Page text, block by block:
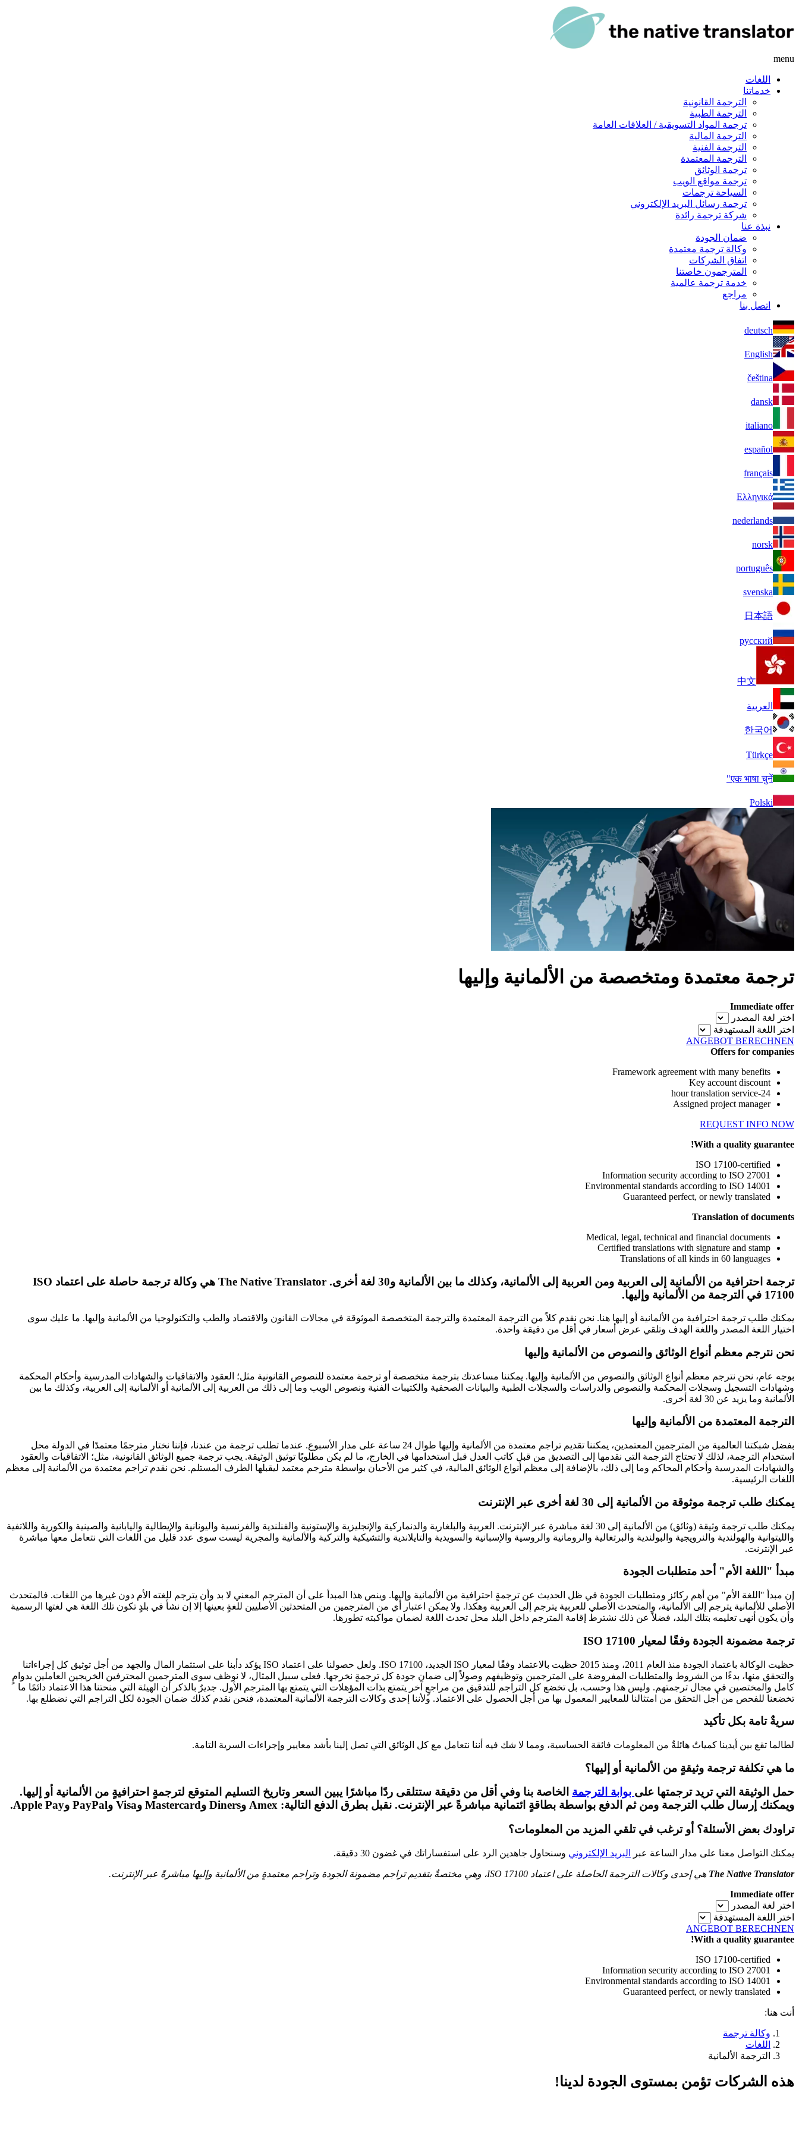
menu
اللغات
خدماتنا
الترجمة القانونية
الترجمة الطبية
ترجمة المواد التسويقية / العلاقات العامة
الترجمة المالية
الترجمة الفنية
الترجمة المعتمدة
ترجمة الوثائق
ترجمة مواقع الويب
السياحة ترجمات
ترجمة رسائل البريد الإلكتروني
شركة ترجمة رائدة
نبذة عنا
ضمان الجودة
وكالة ترجمة معتمدة
اتفاق الشركات
المترجمون خاصتنا
خدمة ترجمة عالمية
مراجع
اتصل بنا
deutsch
English
čeština
dansk
italiano
español
français
Ελληνικά
nederlands
norsk
português
svenska
日本語
русский
中文
العربية
한국어
Türkçe
एक भाषा चुनें"
Polski
ترجمة معتمدة ومتخصصة من الألمانية وإليها
Immediate offer
اختر لغة المصدر
اختر اللغة المستهدفة
ANGEBOT BERECHNEN
Offers for companies
Framework agreement with many benefits
Key account discount
24-hour translation service
Assigned project manager
REQUEST INFO NOW
With a quality guarantee!
ISO 17100-certified
Information security according to ISO 27001
Environmental standards according to ISO 14001
Guaranteed perfect, or newly translated
Translation of documents
Medical, legal, technical and financial documents
Certified translations with signature and stamp
Translations of all kinds in 60 languages
ترجمة احترافية من الألمانية إلى العربية ومن العربية إلى الألمانية، وكذلك ما بين الألمانية و30 لغة أخرى. The Native Translator هي وكالة ترجمة حاصلة على اعتماد ISO
17100 في الترجمة من الألمانية وإليها.
يمكنك طلب ترجمة احترافية من الألمانية أو إليها هنا. نحن نقدم كلاً من الترجمة المعتمدة والترجمة المتخصصة الموثوقة في مجالات القانون والاقتصاد والطب والتكنولوجيا من الألمانية وإليها. ما عليك سوى
اختيار اللغة المصدر واللغة الهدف وتلقي عرض أسعار في أقل من دقيقة واحدة.
نحن نترجم معظم أنواع الوثائق والنصوص من الألمانية وإليها
بوجه عام، نحن نترجم معظم أنواع الوثائق والنصوص من الألمانية وإليها. يمكننا مساعدتك بترجمة متخصصة أو ترجمة معتمدة للنصوص القانونية مثل؛ العقود والاتفاقيات والشهادات المدرسية وأحكام المحكمة
وشهادات التسجيل وسجلات المحكمة والنصوص والدراسات والسجلات الطبية والبيانات الصحفية والكتيبات الفنية ونصوص الويب وما إلى ذلك من العربية إلى الألمانية أو الألمانية إلى العربية، وكذلك ما بين
الألمانية وما يزيد عن 30 لغة أخرى.
الترجمة المعتمدة من الألمانية وإليها
بفضل شبكتنا العالمية من المترجمين المعتمدين، يمكننا تقديم تراجم معتمدة من الألمانية وإليها طوال 24 ساعة على مدار الأسبوع. عندما تطلب ترجمة من عندنا، فإننا نختار مترجمًا معتمدًا في الدولة محل
استخدام الترجمة، لذلك لا تحتاج الترجمة التي نقدمها إلى التصديق من قبل كاتب العدل قبل استخدامها في الخارج، ما لم يكن مطلوبًا توثيق الوثيقة. يجب ترجمة جميع الوثائق القانونية، مثل؛ الاتفاقيات والعقود
والشهادات المدرسية وأحكام المحاكم وما إلى ذلك، بالإضافة إلى معظم أنواع الوثائق المالية، في كثير من الأحيان بواسطة مترجم معتمد ليقبلها الطرف المستلم. نحن نقدم تراجم معتمدة من الألمانية إلى معظم
اللغات الرئيسية.
يمكنك طلب ترجمة موثوقة من الألمانية إلى 30 لغة أخرى عبر الإنترنت
يمكنك طلب ترجمة وثيقة (وثائق) من الألمانية إلى 30 لغة مباشرة عبر الإنترنت. العربية والبلغارية والدنماركية والإنجليزية والإستونية والفنلندية والفرنسية واليونانية والإيطالية واليابانية والصينية والكورية واللاتفية
والليتوانية والهولندية والنرويجية والبولندية والبرتغالية والرومانية والروسية والإسبانية والسويدية والتايلاندية والتشيكية والتركية والألمانية والمجرية ليست سوى عدد قليل من اللغات التي نتعامل معها مباشرة
عبر الإنترنت.
مبدأ "اللغة الأم" أحد متطلبات الجودة
إن مبدأ "اللغة الأم" من أهم ركائز ومتطلبات الجودة في ظل الحديث عن ترجمةٍ احترافية من الألمانية وإليها. وينص هذا المبدأ على أن المترجم المعني لا بد وأن يترجم للغته الأم دون غيرها من اللغات. فالمتحدث
الأصلي للألمانية يترجم إلى الألمانية، والمتحدث الأصلي للعربية يترجم إلى العربية وهكذا. ولا يمكن اعتبار أي من المترجمين من المتحدثين الأصليين للغةٍ بعينها إلا إن نشأ في بلدٍ تكون تلك اللغة هي لغتها الرسمية
وأن يكون أنهى تعليمه بتلك البلد، فضلاً عن ذلك نشترط إقامة المترجم داخل البلد محل تحدث اللغة لضمان مواكبته تطورها.
ترجمة مضمونة الجودة وفقًا لمعيار ISO 17100
حظيت الوكالة باعتماد الجودة منذ العام 2011، ومنذ 2015 حظيت بالاعتماد وفقًا لمعيار ISO الجديد، ISO 17100. ولعل حصولنا على اعتماد ISO يؤكد دأبنا على استثمار المال والجهد من أجل توثيق كل إجراءاتنا
والتحقق منها، بدءًا من الشروط والمتطلبات المفروضة على المترجمين وتوظيفهم وصولاً إلى ضمان جودة كل ترجمةٍ نخرجها. فعلى سبيل المثال، لا نوظف سوى المترجمين المحترفين الخريجين العاملين بدوامٍ
كامل والمختصين في مجال ترجمتهم. وليس هذا وحسب، بل تخضع كل التراجم للتدقيق من مراجعٍ آخر يتمتع بذات المؤهلات التي يتمتع بها المترجم الأول. جديرٌ بالذكر أن الهيئة التي منحتنا هذا الاعتماد دائمًا ما
تخضعنا للفحص من أجل التحقق من امتثالنا للمعايير المعمول بها من أجل الحصول على الاعتماد. ولأننا إحدى وكالات الترجمة الألمانية المعتمدة، فنحن نقدم كذلك ضمان الجودة لكل التراجم التي نضطلع بها.
سريةٌ تامة بكل تأكيد
لطالما تقع بين أيدينا كمياتٌ هائلةٌ من المعلومات فائقة الحساسية، ومما لا شك فيه أننا نتعامل مع كل الوثائق التي تصل إلينا بأشد معايير وإجراءات السرية التامة.
ما هي تكلفة ترجمة وثيقةٍ من الألمانية أو إليها؟
حمل الوثيقة التي تريد ترجمتها على بوابة الترجمة الخاصة بنا وفي أقل من دقيقة ستتلقى ردًا مباشرًا يبين السعر وتاريخ التسليم المتوقع لترجمةٍ احترافيةٍ من الألمانية أو إليها.
ويمكنك إرسال طلب الترجمة ومن ثم الدفع بواسطة بطاقةٍ ائتمانية مباشرةً عبر الإنترنت. نقبل بطرق الدفع التالية: Amex وDiners وMastercard وVisa وPayPal وApple Pay.
تراودك بعض الأسئلة؟ أو ترغب في تلقي المزيد من المعلومات؟
يمكنك التواصل معنا على مدار الساعة عبر البريد الإلكتروني وسنحاول جاهدين الرد على استفساراتك في غضون 30 دقيقة.
The Native Translator هي إحدى وكالات الترجمة الحاصلة على اعتماد ISO 17100، وهي مختصةٌ بتقديم تراجم مضمونة الجودة وتراجم معتمدةٍ من الألمانية وإليها مباشرةً عبر الإنترنت.
Immediate offer
اختر لغة المصدر
اختر اللغة المستهدفة
ANGEBOT BERECHNEN
With a quality guarantee!
ISO 17100-certified
Information security according to ISO 27001
Environmental standards according to ISO 14001
Guaranteed perfect, or newly translated
أنت هنا:
وكالة ترجمة
اللغات
الترجمة الألمانية
هذه الشركات تؤمن بمستوى الجودة لدينا!